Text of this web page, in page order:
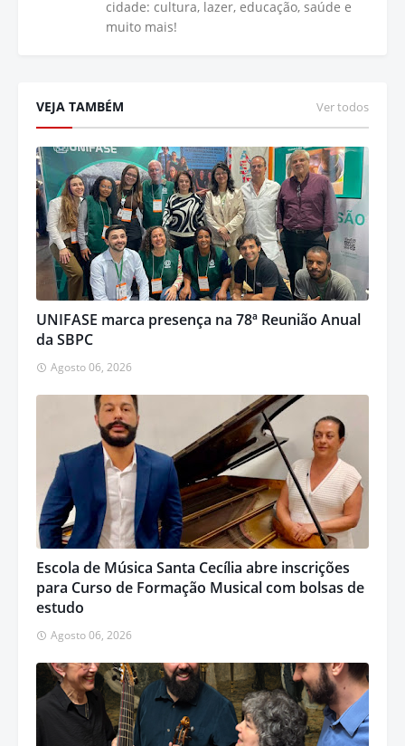
cidade: cultura, lazer, educação, saúde e
muito mais!
VEJA TAMBÉM Ver todos
UNIFASE marca presença na 78ª Reunião Anual
da SBPC
Agosto 06, 2026
Escola de Música Santa Cecília abre inscrições
para Curso de Formação Musical com bolsas de
estudo
Agosto 06, 2026